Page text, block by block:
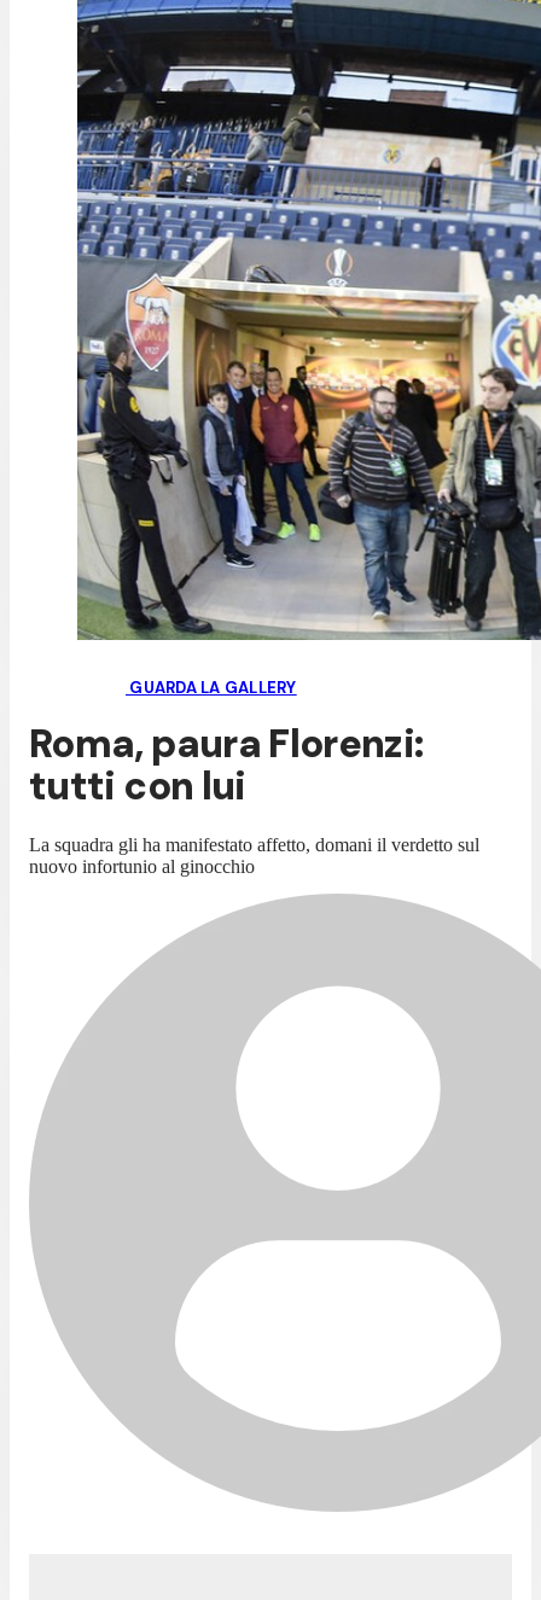
GUARDA LA GALLERY
Roma, paura Florenzi:
tutti con lui
La squadra gli ha manifestato affetto, domani il verdetto sul
nuovo infortunio al ginocchio